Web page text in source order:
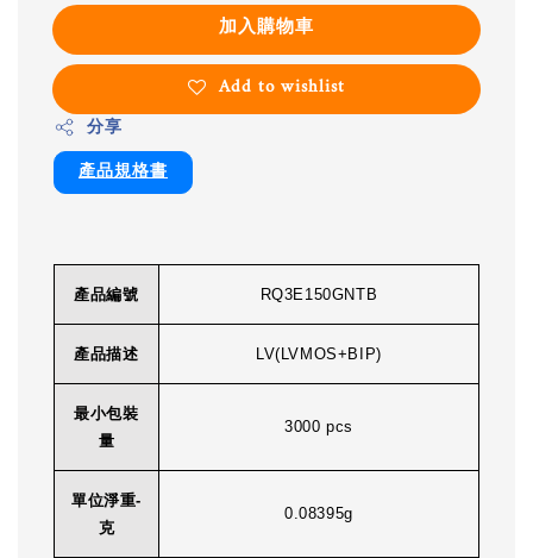
加入購物車
Add to wishlist
分享
產品規格書
產品編號 RQ3E150GNTB
產品描述 LV(LVMOS+BIP)
最小包裝
量
3000 pcs
單位淨重-
克
0.08395g